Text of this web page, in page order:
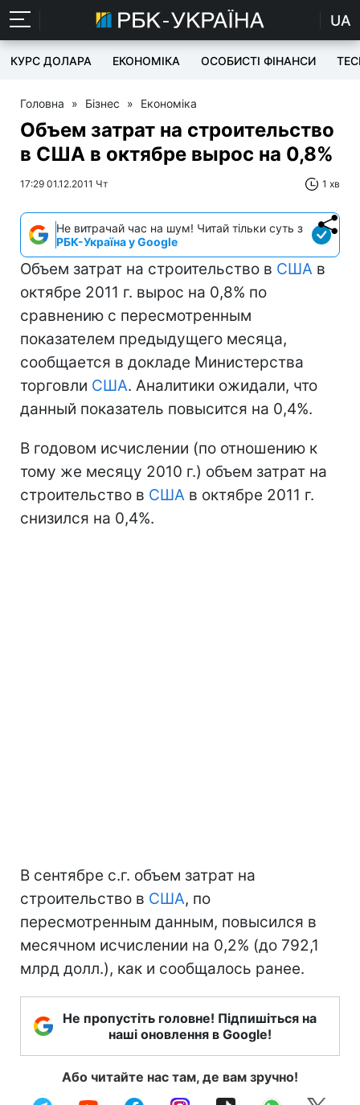
UA
КУРС ДОЛАРА ЕКОНОМІКА ОСОБИСТІ ФІНАНСИ
Головна » Бізнес » Економіка
Объем затрат на строительство
в США в октябре вырос на 0,8%
17:29 01.12.2011 Чт 1 хв
Не витрачай час на шум! Читай тільки суть з
РБК-Україна у Google
Объем затрат на строительство в США в
октябре 2011 г. вырос на 0,8% по
сравнению с пересмотренным
показателем предыдущего месяца,
сообщается в докладе Министерства
торговли США. Аналитики ожидали, что
данный показатель повысится на 0,4%.
В годовом исчислении (по отношению к
тому же месяцу 2010 г.) объем затрат на
строительство в США в октябре 2011 г.
снизился на 0,4%.
В сентябре с.г. объем затрат на
строительство в США, по
пересмотренным данным, повысился в
месячном исчислении на 0,2% (до 792,1
млрд долл.), как и сообщалось ранее.
Не пропустіть головне! Підпишіться на
наші оновлення в Google!
Або читайте нас там, де вам зручно!